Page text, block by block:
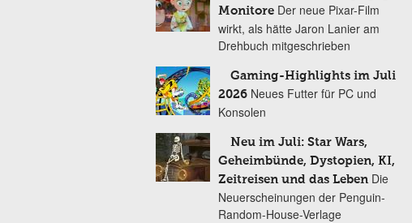
Monitore Der neue Pixar-Film
wirkt, als hätte Jaron Lanier am
Drehbuch mitgeschrieben
Gaming-Highlights im Juli
2026 Neues Futter für PC und
Konsolen
Neu im Juli: Star Wars,
Geheimbünde, Dystopien, KI,
Zeitreisen und das Leben Die
Neuerscheinungen der Penguin-
Random-House-Verlage